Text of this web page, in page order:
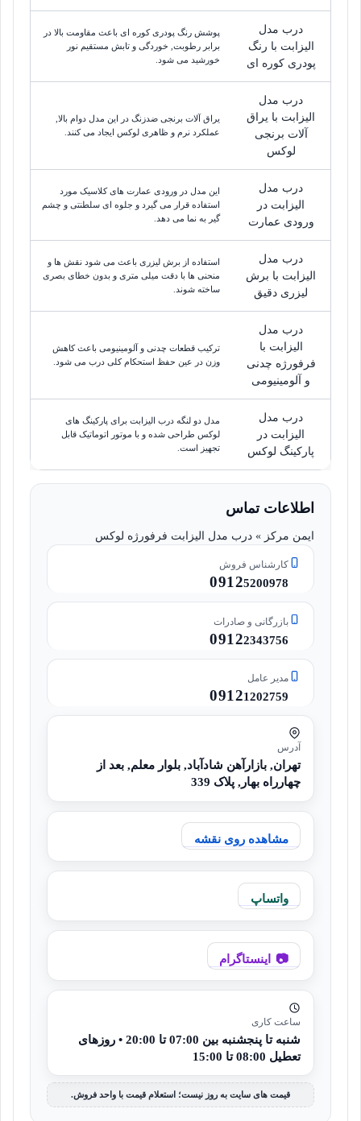
درب مدل
الیزابت با رنگ
پودری کوره ای
پوشش رنگ پودری کوره ای باعث مقاومت بالا در
برابر رطوبت, خوردگی و تابش مستقیم نور
خورشید می شود.
درب مدل
الیزابت با یراق
آلات برنجی
لوکس
یراق آلات برنجی ضدزنگ در این مدل دوام بالا,
عملکرد نرم و ظاهری لوکس ایجاد می کنند.
درب مدل
الیزابت در
ورودی عمارت
این مدل در ورودی عمارت های کلاسیک مورد
استفاده قرار می گیرد و جلوه ای سلطنتی و چشم
گیر به نما می دهد.
درب مدل
الیزابت با برش
لیزری دقیق
استفاده از برش لیزری باعث می شود نقش ها و
منحنی ها با دقت میلی متری و بدون خطای بصری
ساخته شوند.
درب مدل
الیزابت با
فرفورژه چدنی
و آلومینیومی
ترکیب قطعات چدنی و آلومینیومی باعث کاهش
وزن در عین حفظ استحکام کلی درب می شود.
درب مدل
الیزابت در
پارکینگ لوکس
مدل دو لنگه درب الیزابت برای پارکینگ های
لوکس طراحی شده و با موتور اتوماتیک قابل
تجهیز است.
اطلاعات تماس
ایمن مرکز » درب مدل الیزابت فرفورژه لوکس
کارشناس فروش
09125200978
بازرگانی و صادرات
09122343756
مدیر عامل
09121202759
آدرس
تهران, بازارآهن شادآباد, بلوار معلم, بعد از
چهارراه بهار, پلاک 339
مشاهده روی نقشه
واتساپ
اینستاگرام
ساعت کاری
شنبه تا پنجشنبه بین 07:00 تا 20:00 • روزهای
تعطیل 08:00 تا 15:00
قیمت های سایت به روز نیست؛ استعلام قیمت با واحد فروش.